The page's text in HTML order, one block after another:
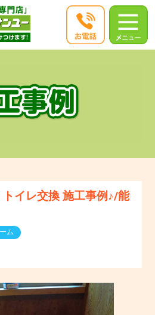
イレ交換 施工事例♪/能
ム